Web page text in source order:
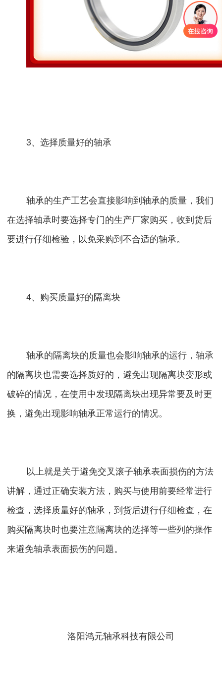
3、选择质量好的轴承
轴承的生产工艺会直接影响到轴承的质量，我们
在选择轴承时要选择专门的生产厂家购买，收到货后
要进行仔细检验，以免采购到不合适的轴承。
4、购买质量好的隔离块
轴承的隔离块的质量也会影响轴承的运行，轴承
的隔离块也需要选择质好的，避免出现隔离块变形或
破碎的情况，在使用中发现隔离块出现异常要及时更
换，避免出现影响轴承正常运行的情况。
以上就是关于避免交叉滚子轴承表面损伤的方法
讲解，通过正确安装方法，购买与使用前要经常进行
检查，选择质量好的轴承，到货后进行仔细检查，在
购买隔离块时也要注意隔离块的选择等一些列的操作
来避免轴承表面损伤的问题。
洛阳鸿元轴承科技有限公司